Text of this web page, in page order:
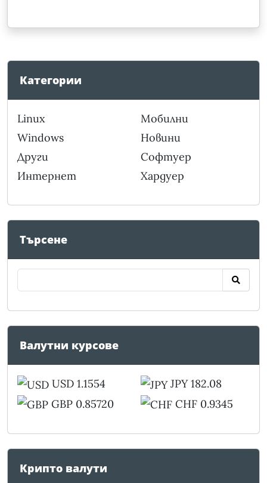
Категории
Linux
Windows
Други
Интернет
Мобилни
Новини
Софтуер
Хардуер
Търсене
Валутни курсове
USD 1.1554
GBP 0.85720
JPY 182.08
CHF 0.9345
Крипто валути